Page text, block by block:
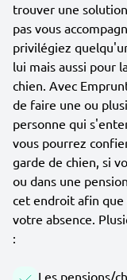
trouver une
pas vous
privilégiez
lui mais aussi pour
chien. Avec
de faire une ou
personne qui
vous pourrez
garde de chien, si
ou dans une
cet endroit afin que
votre absence.
:
Les pensions/